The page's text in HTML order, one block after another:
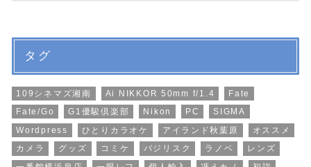
タグ
109シネマズ湘南 Ai NIKKOR 50mm f/1.4
Fate
Fate/Go
G1優駿倶楽部 Nikon PC
SIGMA
Wordpress
ひとりカラオケ アイランド秋葉原
オススメ
カメラ
グッズ コミケ バジリスク ラノベ
レンズ